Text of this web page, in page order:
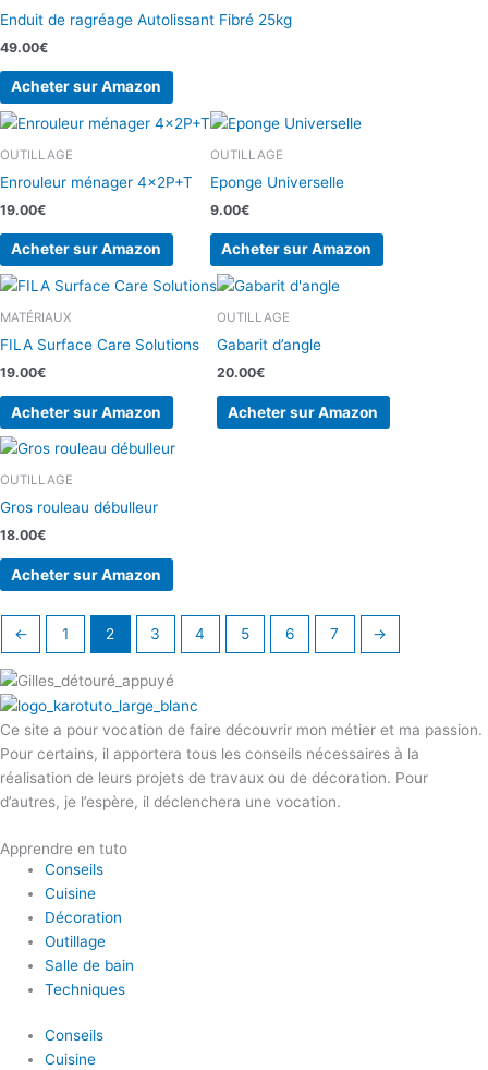
Enduit de ragréage Autolissant Fibré 25kg
49.00€
Acheter sur Amazon
OUTILLAGE
Enrouleur ménager 4x2P+T
19.00€
Acheter sur Amazon
OUTILLAGE
Eponge Universelle
9.00€
Acheter sur Amazon
MATÉRIAUX
FILA Surface Care Solutions
19.00€
Acheter sur Amazon
OUTILLAGE
Gabarit d’angle
20.00€
Acheter sur Amazon
OUTILLAGE
Gros rouleau débulleur
18.00€
Acheter sur Amazon
← 1 2 3 4 5 6 7 →
Ce site a pour vocation de faire découvrir mon métier et ma passion.
Pour certains, il apportera tous les conseils nécessaires à la
réalisation de leurs projets de travaux ou de décoration. Pour
d’autres, je l’espère, il déclenchera une vocation.
Apprendre en tuto
Conseils
Cuisine
Décoration
Outillage
Salle de bain
Techniques
Conseils
Cuisine